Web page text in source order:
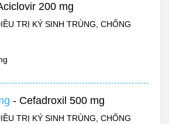
200 mg
TRỊ KÝ SINH TRÙNG, CHỐNG
- Cefadroxil 500 mg
TRỊ KÝ SINH TRÙNG, CHỐNG